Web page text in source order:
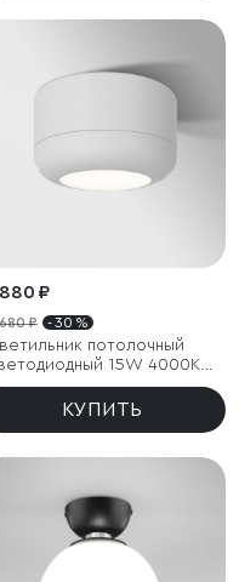
₽
₽ - 30 %
потолочный
15W 4000K
КУПИТЬ